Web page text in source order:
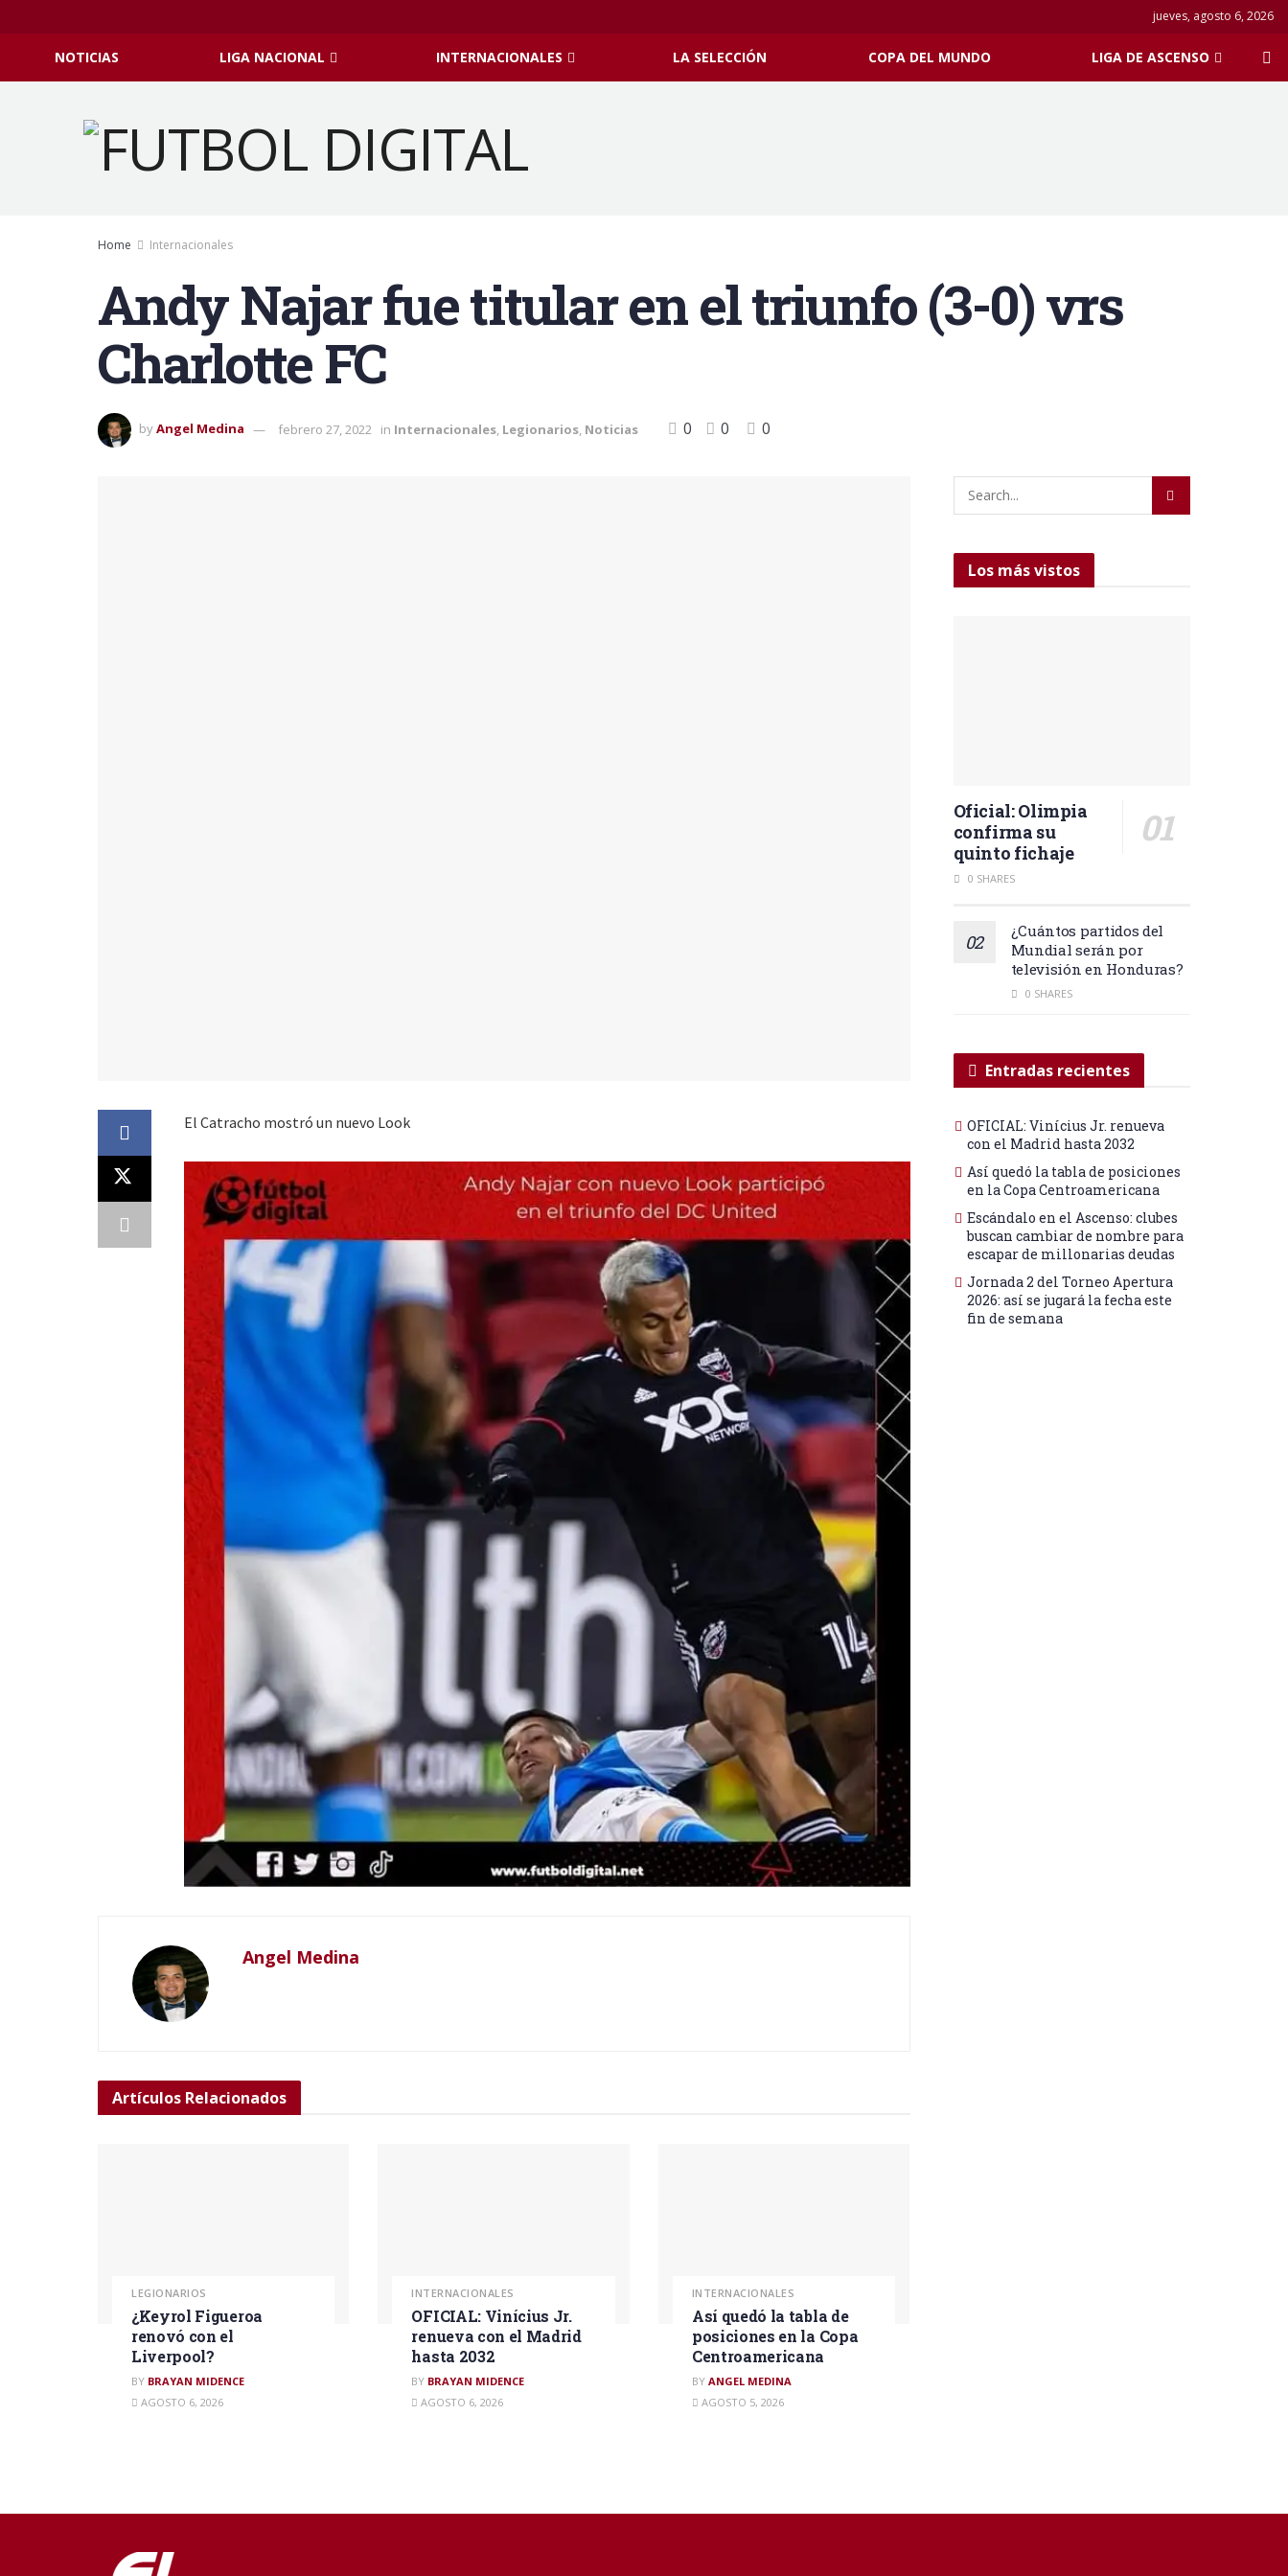
jueves, agosto 6, 2026
NOTICIAS LIGA NACIONAL INTERNACIONALES LA SELECCIÓN COPA DEL MUNDO LIGA DE ASCENSO
Home Internacionales
Andy Najar fue titular en el triunfo (3-0) vrs
Charlotte FC
byAngel Medina febrero 27, 2022 in Internacionales Legionarios Noticias 0 0 0
El Catracho mostró un nuevo Look
Angel Medina
Artículos Relacionados
LEGIONARIOS
¿Keyrol Figueroa
renovó con el
Liverpool?
BY BRAYAN MIDENCE
AGOSTO 6, 2026
INTERNACIONALES
OFICIAL: Vinícius Jr.
renueva con el Madrid
hasta 2032
BY BRAYAN MIDENCE
AGOSTO 6, 2026
INTERNACIONALES
Así quedó la tabla de
posiciones en la Copa
Centroamericana
BY ANGEL MEDINA
AGOSTO 5, 2026
Los más vistos
Oficial: Olimpia
confirma su
quinto fichaje
0 SHARES
¿Cuántos partidos del
Mundial serán por
televisión en Honduras?
0 SHARES
Entradas recientes
OFICIAL: Vinícius Jr. renueva
con el Madrid hasta 2032
Así quedó la tabla de posiciones
en la Copa Centroamericana
Escándalo en el Ascenso: clubes
buscan cambiar de nombre para
escapar de millonarias deudas
Jornada 2 del Torneo Apertura
2026: así se jugará la fecha este
fin de semana